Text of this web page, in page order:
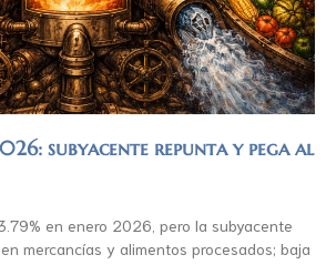
subyacente repunta y pega al
en enero 2026, pero la subyacente
mercancías y alimentos procesados; baja